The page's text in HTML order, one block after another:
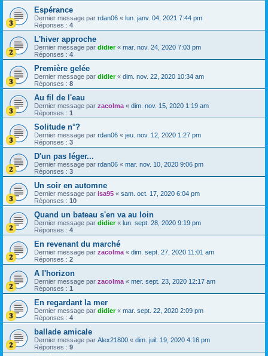
Espérance
Dernier message par rdan06 « lun. janv. 04, 2021 7:44 pm
Réponses : 4
L'hiver approche
Dernier message par didier« mar. nov. 24, 2020 7:03 pm
Réponses : 4
Première gelée
Dernier message par didier« dim. nov. 22, 2020 10:34 am
Réponses : 8
Au fil de l'eau
Dernier message par zacolma « dim. nov. 15, 2020 1:19 am
Réponses : 1
Solitude n°?
Dernier message par rdan06 « jeu. nov. 12, 2020 1:27 pm
Réponses : 3
D'un pas léger...
Dernier message par rdan06 « mar. nov. 10, 2020 9:06 pm
Réponses : 3
Un soir en automne
Dernier message par isa95 « sam. oct. 17, 2020 6:04 pm
Réponses : 10
Quand un bateau s'en va au loin
Dernier message par didier« lun. sept. 28, 2020 9:19 pm
Réponses : 4
En revenant du marché
Dernier message par zacolma « dim. sept. 27, 2020 11:01 am
Réponses : 2
A l'horizon
Dernier message par zacolma « mer. sept. 23, 2020 12:17 am
Réponses : 1
En regardant la mer
Dernier message par didier« mar. sept. 22, 2020 2:09 pm
Réponses : 4
ballade amicale
Dernier message par Alex21800 « dim. juil. 19, 2020 4:16 pm
Réponses : 9